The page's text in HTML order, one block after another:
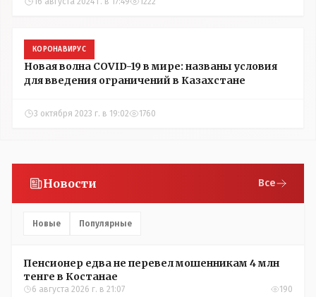
КОРОНАВИРУС
Новая волна COVID-19 в мире: названы условия
для введения ограничений в Казахстане
3 октября 2023 г. в 19:02 1760
Новости Все
Новые Популярные
Пенсионер едва не перевел мошенникам 4 млн
тенге в Костанае
6 августа 2026 г. в 21:07 190